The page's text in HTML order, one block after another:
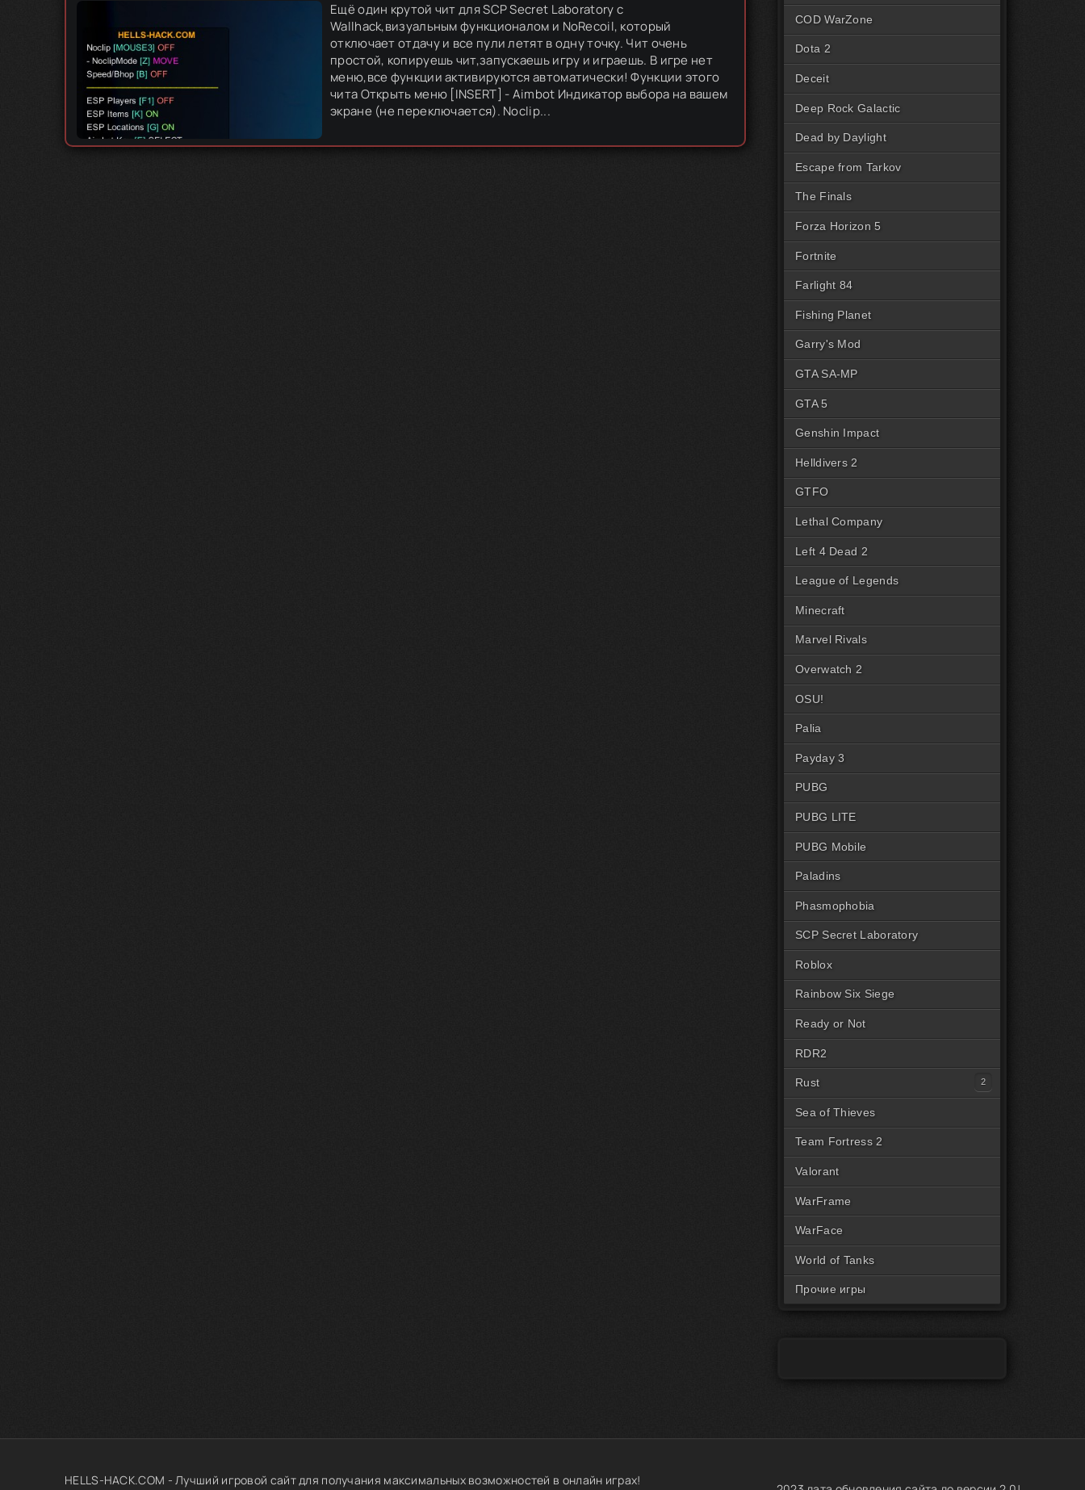
Ещё один крутой чит для SCP Secret Laboratory с
Wallhack,визуальным функционалом и NoRecoil, который
отключает отдачу и все пули летят в одну точку. Чит очень
простой, копируешь чит,запускаешь игру и играешь. В игре нет
меню,все функции активируются автоматически! Функции этого
чита Открыть меню [INSERT] - Aimbot Индикатор выбора на вашем
экране (не переключается). Noclip...
COD WarZone
Dota 2
Deceit
Deep Rock Galactic
Dead by Daylight
Escape from Tarkov
The Finals
Forza Horizon 5
Fortnite
Farlight 84
Fishing Planet
Garry's Mod
GTA SA-MP
GTA 5
Genshin Impact
Helldivers 2
GTFO
Lethal Company
Left 4 Dead 2
League of Legends
Minecraft
Marvel Rivals
Overwatch 2
OSU!
Palia
Payday 3
PUBG
PUBG LITE
PUBG Mobile
Paladins
Phasmophobia
SCP Secret Laboratory
Roblox
Rainbow Six Siege
Ready or Not
RDR2
Rust
Читы на Rust Steam
Читы на Rust Пиратка
Sea of Thieves
Team Fortress 2
Valorant
WarFrame
WarFace
World of Tanks
Прочие игры
HELLS-HACK.COM - Лучший игровой сайт для получания максимальных возможностей в онлайн играх!